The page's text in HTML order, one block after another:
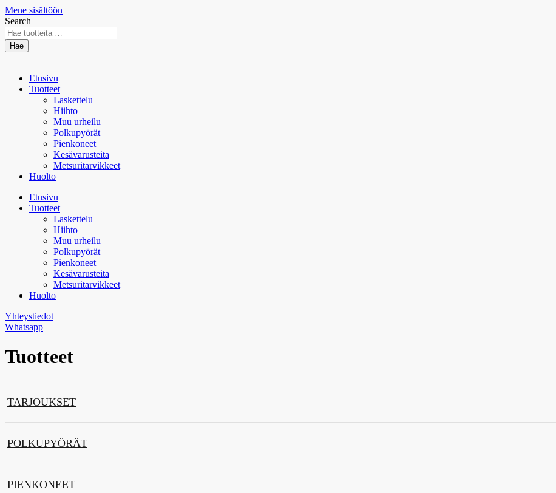
Mene sisältöön
Search
Hae
Etusivu
Tuotteet
Laskettelu
Hiihto
Muu urheilu
Polkupyörät
Pienkoneet
Kesävarusteita
Metsuritarvikkeet
Huolto
Etusivu
Tuotteet
Laskettelu
Hiihto
Muu urheilu
Polkupyörät
Pienkoneet
Kesävarusteita
Metsuritarvikkeet
Huolto
Yhteystiedot
Whatsapp
Tuotteet
TARJOUKSET
POLKUPYÖRÄT
PIENKONEET